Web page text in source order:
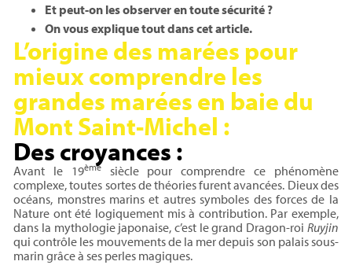
Et peut-on les observer en toute sécurité ?
On vous explique tout dans cet article.
L’origine des marées pour
mieux comprendre les
grandes marées en baie du
Mont Saint-Michel :
Des croyances :
Avant le 19èmesiècle pour comprendre ce phénomène
complexe, toutes sortes de théories furent avancées. Dieux des
océans, monstres marins et autres symboles des forces de la
Nature ont été logiquement mis à contribution. Par exemple,
dans la mythologie japonaise, c’est le grand Dragon-roi Ruyjin
qui contrôle les mouvements de la mer depuis son palais sous-
marin grâce à ses perles magiques.